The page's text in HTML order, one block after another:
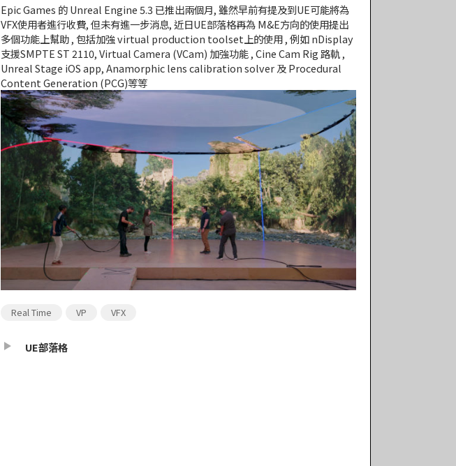
Epic Games 的 Unreal Engine 5.3 已推出兩個月, 雖然早前有提及到UE可能將為
VFX使用者進行收費, 但未有進一步消息, 近日UE部落格再為 M&E方向的使用提出
多個功能上幫助 , 包括加強 virtual production toolset上的使用 , 例如 nDisplay
支援SMPTE ST 2110, Virtual Camera (VCam) 加強功能 , Cine Cam Rig 路軌 ,
Unreal Stage iOS app, Anamorphic lens calibration solver 及 Procedural
Content Generation (PCG)等等
Real Time VP VFX
UE部落格